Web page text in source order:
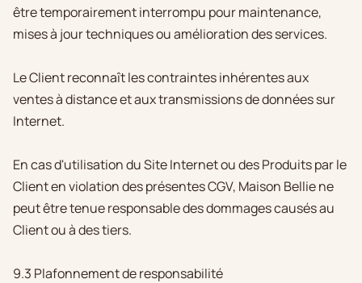
être temporairement interrompu pour maintenance,
mises à jour techniques ou amélioration des services.
Le Client reconnaît les contraintes inhérentes aux
ventes à distance et aux transmissions de données sur
Internet.
En cas d'utilisation du Site Internet ou des Produits par le
Client en violation des présentes CGV, Maison Bellie ne
peut être tenue responsable des dommages causés au
Client ou à des tiers.
9.3 Plafonnement de responsabilité